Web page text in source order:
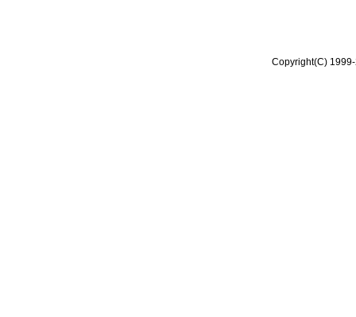
Copyright(C)